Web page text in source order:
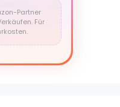
Partner
Für